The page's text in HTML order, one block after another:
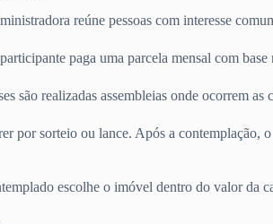
reúne pessoas com interesse
paga uma parcela mensal com
são realizadas assembleias onde ocorrem as
por sorteio ou lance. Após a contemplação,
escolhe o imóvel dentro do valor da